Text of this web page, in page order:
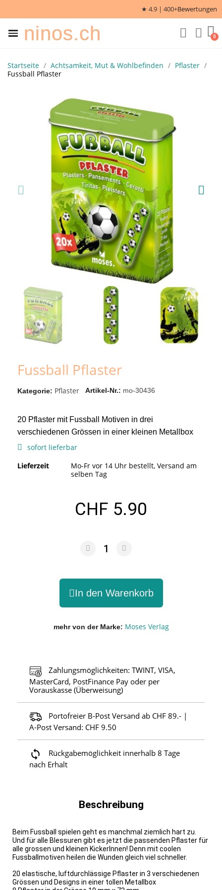
★ 4.9 | 400+Bewertungen
ninos.ch
Startseite Achtsamkeit, Mut & Wohlbefinden
Pflaster
Fussball Pflaster
Fussball Pflaster
Kategorie Pflaster Artikel-Nr. mo-30436
20 Pflaster mit Fussball Motiven in drei
verschiedenen Grössen in einer kleinen Metallbox
sofort lieferbar
Lieferzeit
Mo-Fr vor 14 Uhr bestellt, Versand am
selben Tag
CHF 5.90
In den Warenkorb
mehr von der Marke Moses Verlag
Zahlungsmöglichkeiten: TWINT, VISA,
MasterCard, PostFinance Pay oder per
Vorauskasse (Überweisung)
Portofreier B-Post Versand ab CHF 89.- |
A-Post Versand: CHF 9.50
Rückgabemöglichkeit innerhalb 8 Tage
nach Erhalt
Beschreibung
Beim Fussball spielen geht es manchmal ziemlich hart zu.
Und für alle Blessuren gibt es jetzt die passenden Pflaster für
alle grossen und kleinen KickerInnen! Denn mit coolen
Fussballmotiven heilen die Wunden gleich viel schneller.
20 elastische, luftdurchlässige Pflaster in 3 verschiedenen
Grössen und Designs in einer tollen Metallbox